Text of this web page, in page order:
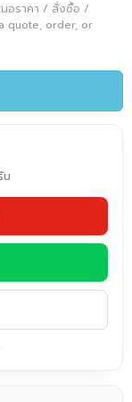
นอราคา / สั่งซื้อ /
quote, order, or
บ